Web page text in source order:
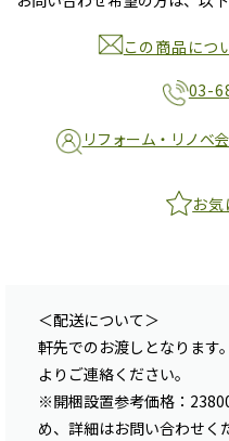
この商品につ
03-
リフォーム・リノベ
お
＜配送について＞
軒先でのお渡しとなります
よりご連絡ください。
※開梱設置参考価格：
め、詳細はお問い合わせく